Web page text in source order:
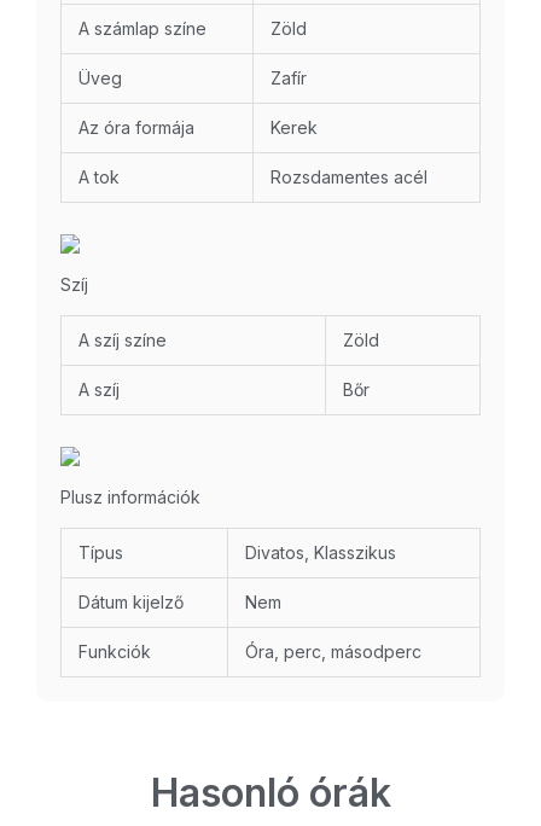
A számlap színe Zöld
Üveg Zafír
Az óra formája Kerek
A tok Rozsdamentes acél
Szíj
A szíj színe Zöld
A szíj Bőr
Plusz információk
Típus Divatos, Klasszikus
Dátum kijelző Nem
Funkciók Óra, perc, másodperc
Hasonló órák